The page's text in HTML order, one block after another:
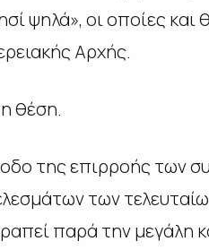
ψηλά», οι οποίες
Αρχής.
θέση.
της επιρροής των
των
παρά την μεγάλη